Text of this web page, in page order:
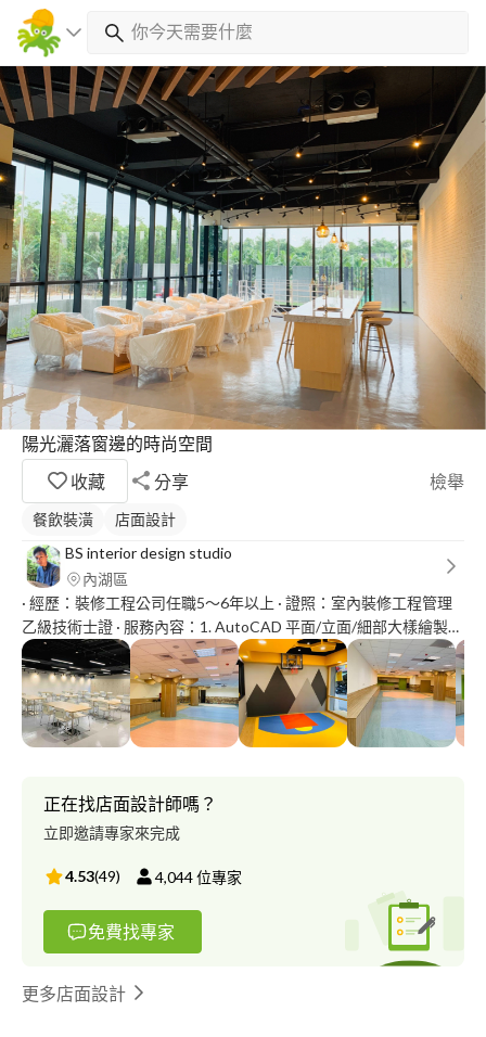
陽光灑落窗邊的時尚空間
收藏
分享 檢舉
餐飲裝潢
店面設計
BS interior design studio
內湖區
· 經歷：裝修工程公司任職5～6年以上 · 證照：室內裝修工程管理
乙級技術士證 · 服務內容：1. AutoCAD 平面/立面/細部大樣繪製
（整套圖說)2. 現場丈量3. 統包工程（含現場監工）4. 單一造型物
件設計繪圖（如櫃體）
正在找店面設計師嗎？
立即邀請專家來完成
4.53(49) 4,044位專家
免費找專家
更多店面設計